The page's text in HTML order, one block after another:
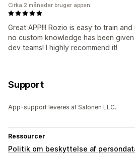
Great APP!!! Rozio is easy to train
no custom knowledge has been
dev teams! I highly recommend it!
Cirka 2 måneder bruger appen
Support
App-support leveres af Salonen LLC.
Ressourcer
Politik om beskyttelse af